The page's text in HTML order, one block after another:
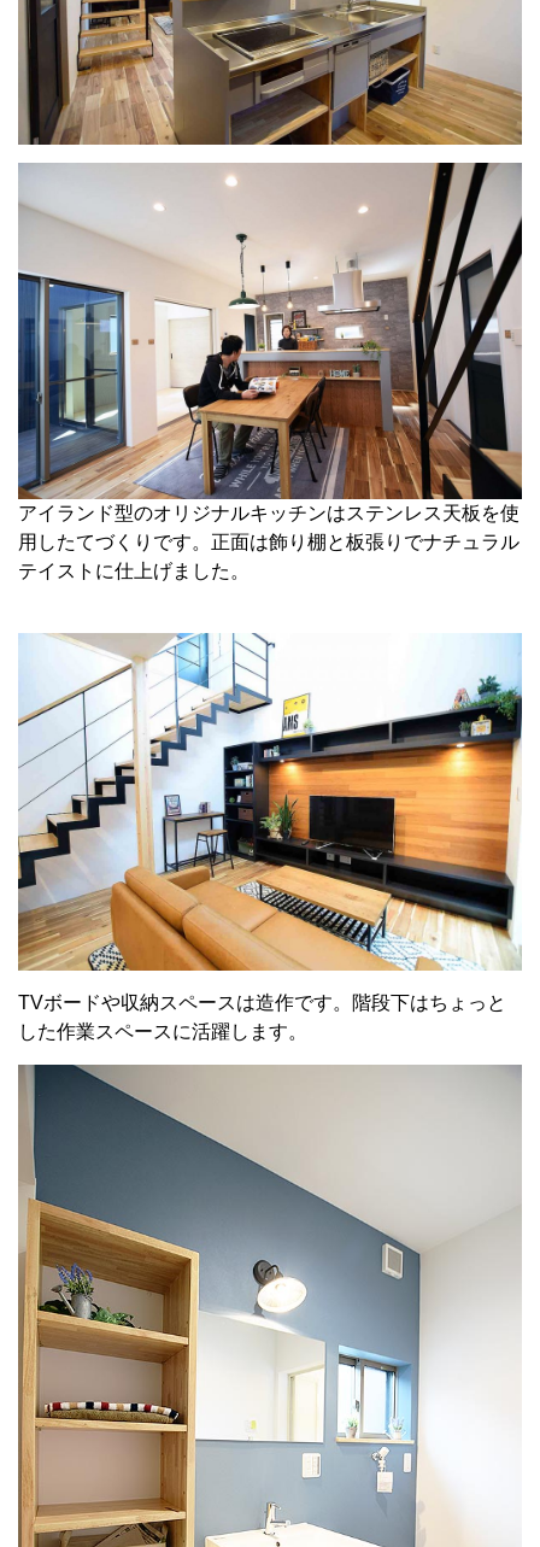
アイランド型のオリジナルキッチンはステンレス天板を使
用したてづくりです。正面は飾り棚と板張りでナチュラル
テイストに仕上げました。
TVボードや収納スペースは造作です。階段下はちょっと
した作業スペースに活躍します。